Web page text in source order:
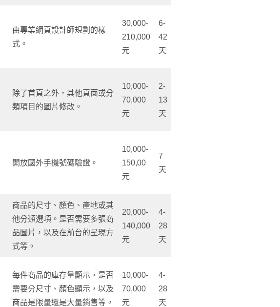
由專業網頁設計師規劃的樣
式。
30,000-
210,000
元
6-
42
天
除了首頁之外，其他頁面或分
類項目的圖片修改。
10,000-
70,000
元
2-
13
天
開放國外手機號碼驗證。
10,000-
150,00
元
7
天
商品的尺寸、顏色、產地或其
他分類選項。是否需要多張商
品圖片，以及在前台的呈現方
式等。
20,000-
140,000
元
4-
28
天
每件商品的庫存量顯示，是否
需要分尺寸、顏色顯示，以及
商品是限量還是大量銷售等。
10,000-
70,000
元
4-
28
天